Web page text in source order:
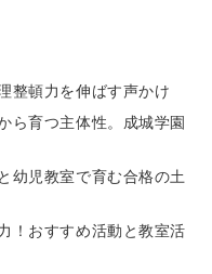
整頓力を伸ばす声かけ
ら育つ主体性。成城学園
幼児教室で育む合格の土
！おすすめ活動と教室活